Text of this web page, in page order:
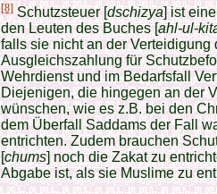
[8]Schutzsteuer [dschizya] ist
den Leuten des Buches [ahl-ul-
falls sie nicht an der
Ausgleichszahlung für
Wehrdienst und im Bedarfsfall
Diejenigen, die hingegen an der
wünschen, wie es z.B. bei den
dem Überfall Saddams der Fall
entrichten. Zudem brauchen
[chums] noch die Zakat zu
Abgabe ist, als sie Muslime zu